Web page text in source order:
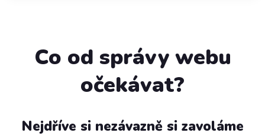
Co od správy webu
očekávat?
Nejdříve si nezávazně si zavoláme